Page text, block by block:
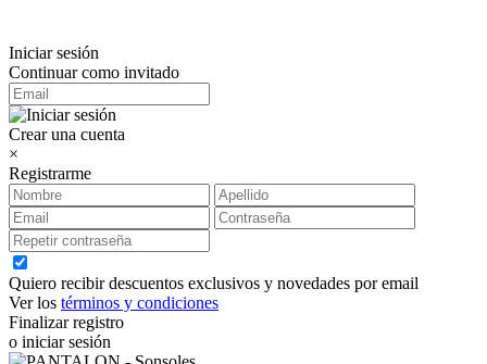
Iniciar sesión
Continuar como invitado
Crear una cuenta
×
Registrarme
Quiero recibir descuentos exclusivos y novedades por email
Ver los términos y condiciones
Finalizar registro
o iniciar sesión